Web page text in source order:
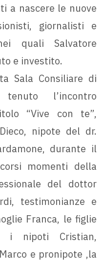
a nascere le nuove
giornalisti e
quali Salvatore
e investito.
Sala Consiliare di
l’incontro
“Vive con te”,
nipote del dr.
durante il
momenti della
del dottor
testimonianze e
Franca, le figlie
i nipoti Cristian,
e pronipote ,la